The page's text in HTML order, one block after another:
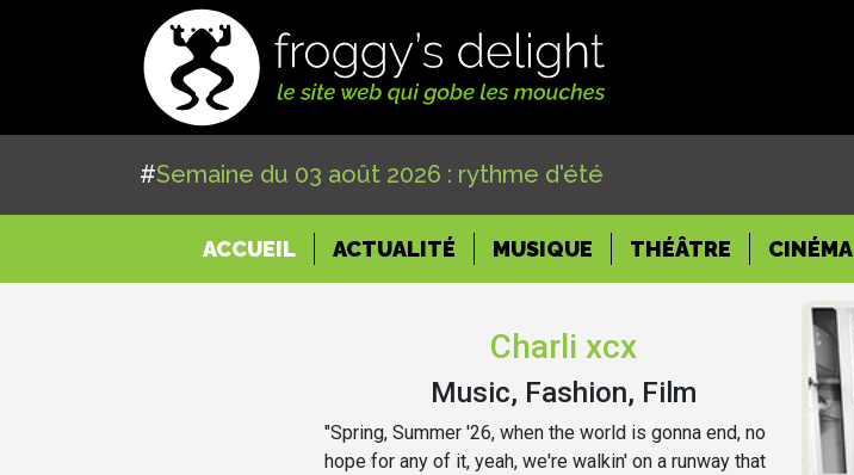
#Semaine du 03 août 2026 : rythme d'été
ACCUEIL(CURRENT)
ACTUALITÉ MUSIQUE THÉÂTRE CINÉMA
Charli xcx
Music, Fashion, Film
"Spring, Summer '26, when the world is gonna end, no
hope for any of it, yeah, we're walkin' on a runway that